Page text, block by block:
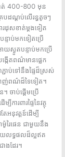
ាត់ 400-800 មុន
របដណ្តប់លើរន្ធតូចៗ
រដុសខាត់ម្តងទៀត
ទាប់មកទៀតប្រើ
យស្ងួតបន្ទាប់មកប្រើ
កើតពណ៌មានផ្លេក
ាប់ទៅនឹងផ្ទៃដ៏ស្រស់
ាញ់ពណ៌ដ៏ទៃទៀត។
។ ចាប់ផ្តើមប្រើ
ារពារផ្ទៃនៃវត្ថុ
អនុវត្តន៍ដើម្បី
រៃផេន ជាមួយនឹង
លទ្ធផលដ៏ល្អឥត
ងដែរ។